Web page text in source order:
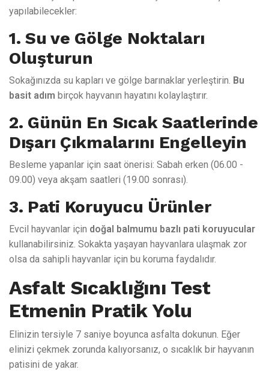
yapılabilecekler:
1. Su ve Gölge Noktaları
Oluşturun
Sokağınızda su kapları ve gölge barınaklar yerleştirin. Bu
basit adım birçok hayvanın hayatını kolaylaştırır.
2. Günün En Sıcak Saatlerinde
Dışarı Çıkmalarını Engelleyin
Besleme yapanlar için saat önerisi: Sabah erken (06.00 -
09.00) veya akşam saatleri (19.00 sonrası).
3. Pati Koruyucu Ürünler
Evcil hayvanlar için doğal balmumu bazlı pati koruyucular
kullanabilirsiniz. Sokakta yaşayan hayvanlara ulaşmak zor
olsa da sahipli hayvanlar için bu koruma faydalıdır.
Asfalt Sıcaklığını Test
Etmenin Pratik Yolu
Elinizin tersiyle 7 saniye boyunca asfalta dokunun. Eğer
elinizi çekmek zorunda kalıyorsanız, o sıcaklık bir hayvanın
patisini de yakar.